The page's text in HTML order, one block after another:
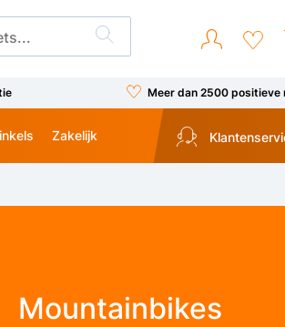
Meer dan 2500 positieve
Zakelijk
Mountainbikes